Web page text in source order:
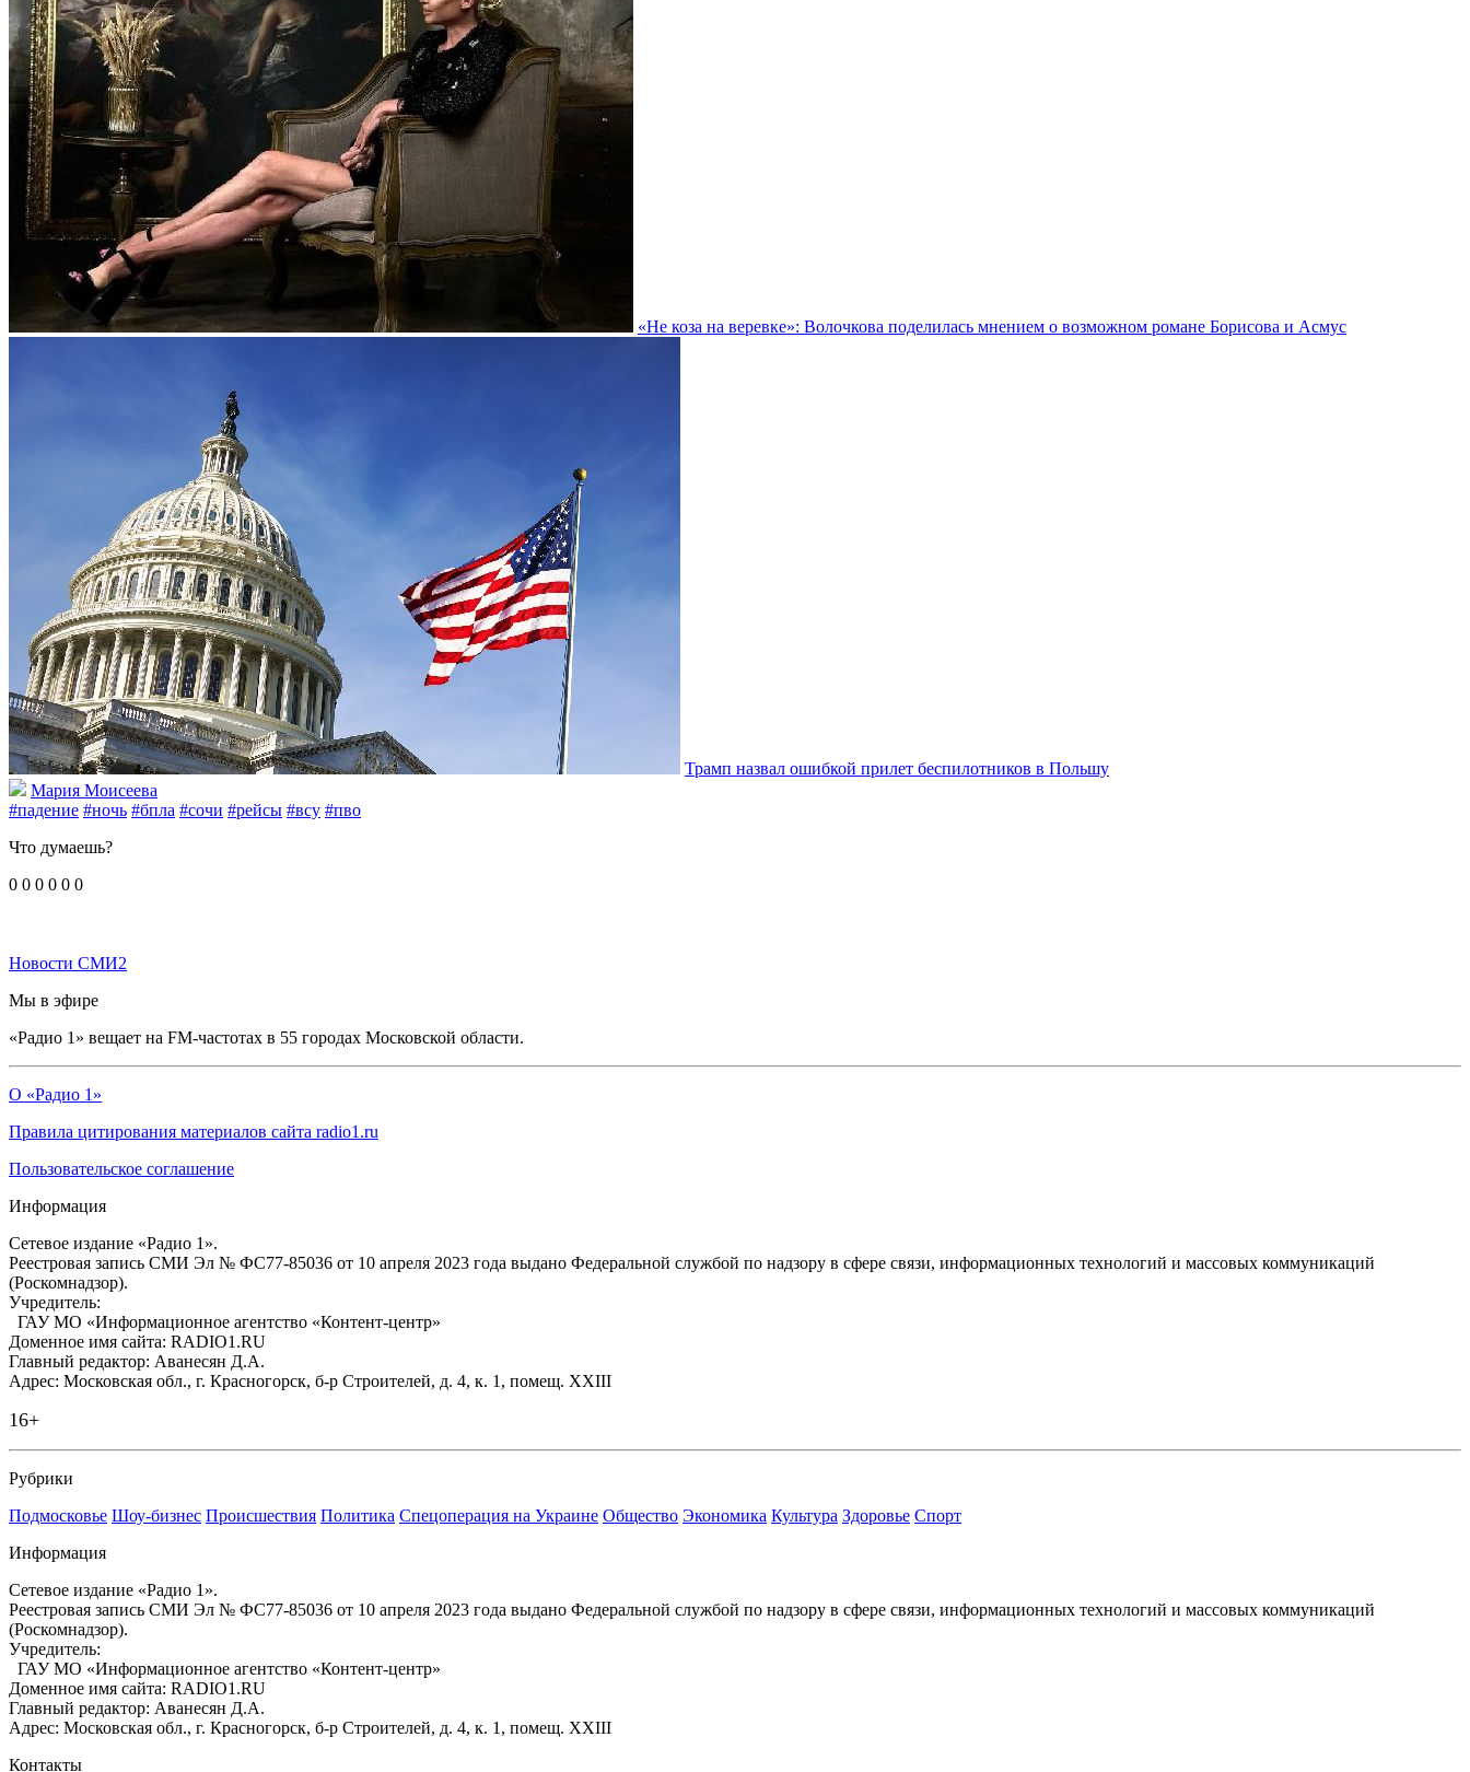
«Не коза на веревке»: Волочкова поделилась мнением о возможном романе Борисова и Асмус
Трамп назвал ошибкой прилет беспилотников в Польшу
Мария Моисеева
#падение #ночь #бпла #сочи #рейсы #всу #пво
Что думаешь?
0 0 0 0 0 0
Новости СМИ2
Мы в эфире
«Радио 1» вещает на FM-частотах в 55 городах Московской области.
О «Радио 1»
Правила цитирования материалов сайта radio1.ru
Пользовательское соглашение
Информация
Сетевое издание «Радио 1».
Реестровая запись СМИ Эл № ФС77-85036 от 10 апреля 2023 года выдано Федеральной службой по надзору в сфере связи, информационных технологий и массовых коммуникаций
(Роскомнадзор).
Учредитель:
ГАУ МО «Информационное агентство «Контент-центр»
Доменное имя сайта: RADIO1.RU
Главный редактор: Аванесян Д.А.
Адрес: Московская обл., г. Красногорск, б-р Строителей, д. 4, к. 1, помещ. XXIII
16+
Рубрики
Подмосковье Шоу-бизнес Происшествия Политика Спецоперация на Украине Общество Экономика Культура Здоровье Спорт
Информация
Сетевое издание «Радио 1».
Реестровая запись СМИ Эл № ФС77-85036 от 10 апреля 2023 года выдано Федеральной службой по надзору в сфере связи, информационных технологий и массовых коммуникаций
(Роскомнадзор).
Учредитель:
ГАУ МО «Информационное агентство «Контент-центр»
Доменное имя сайта: RADIO1.RU
Главный редактор: Аванесян Д.А.
Адрес: Московская обл., г. Красногорск, б-р Строителей, д. 4, к. 1, помещ. XXIII
Контакты